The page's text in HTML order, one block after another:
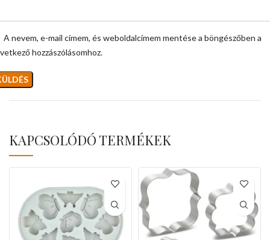
A nevem, e-mail címem, és weboldalcímem mentése a böngészőben a
hozzászólásomhoz.
KAPCSOLÓDÓ TERMÉKEK